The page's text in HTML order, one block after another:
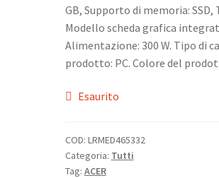
GB, Supporto di memoria:
Modello scheda grafica
Alimentazione: 300 W. Tipo di
prodotto: PC. Colore del
Esaurito
COD: LRMED465332
Categoria: Tutti
Tag: ACER